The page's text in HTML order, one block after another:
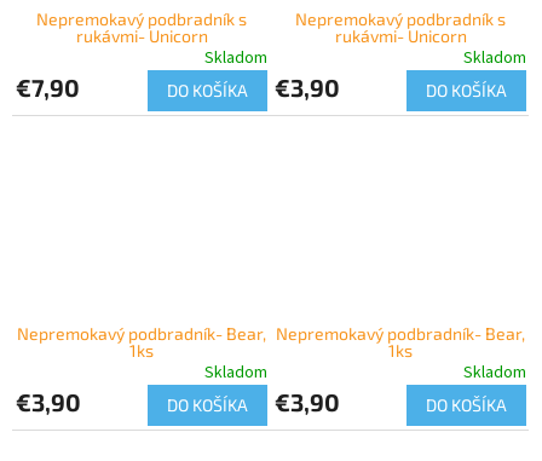
Nepremokavý podbradník s
rukávmi- Unicorn
Skladom
€7,90 DO KOŠÍKA
Nepremokavý podbradník s
rukávmi- Unicorn
Skladom
€3,90 DO KOŠÍKA
Nepremokavý podbradník- Bear,
1ks
Skladom
€3,90 DO KOŠÍKA
Nepremokavý podbradník- Bear,
1ks
Skladom
€3,90 DO KOŠÍKA